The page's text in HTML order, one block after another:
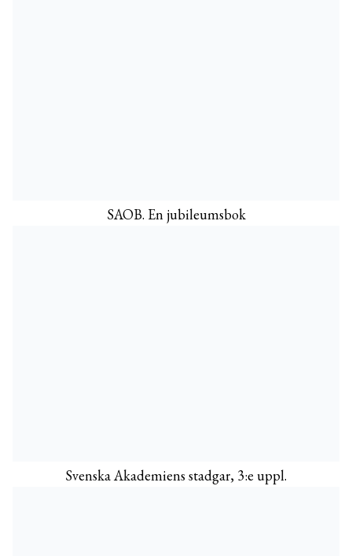
SAOB. En jubileumsbok
Svenska Akademiens stadgar, 3:e uppl.